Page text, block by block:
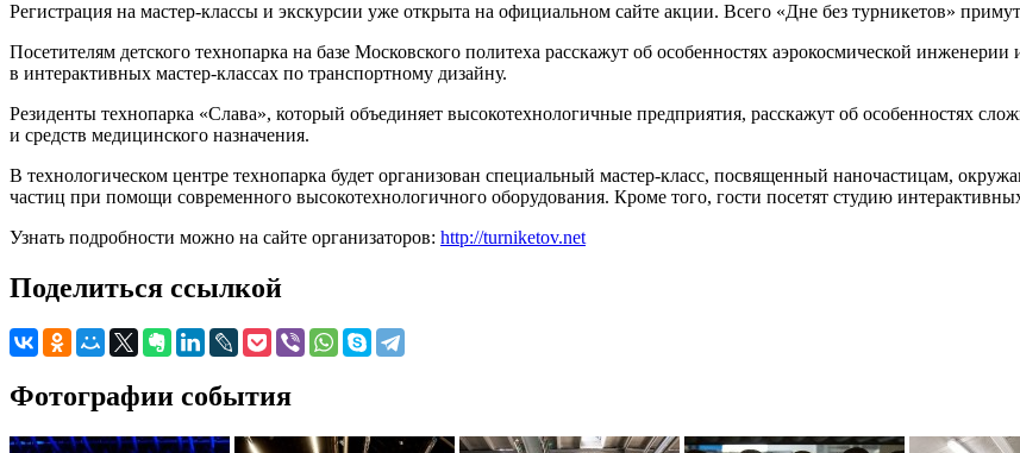
Регистрация на мастер-классы и экскурсии уже открыта на официальном сайте акции. Всего «Дне без турникетов»
Посетителям детского технопарка на базе Московского политеха расскажут об особенностях аэрокосмической
в интерактивных мастер-классах по транспортному дизайну.
Резиденты технопарка «Слава», который объединяет высокотехнологичные предприятия, расскажут об особенностях
и средств медицинского назначения.
В технологическом центре технопарка будет организован специальный мастер-класс, посвященный наночастицам,
частиц при помощи современного высокотехнологичного оборудования. Кроме того, гости посетят студию
Узнать подробности можно на сайте организаторов: http://turniketov.net
Поделиться ссылкой
Фотографии события